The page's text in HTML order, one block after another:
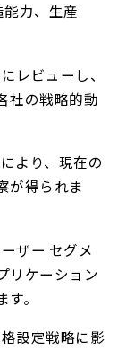
力、生産
レビューし、
社の戦略的動
より、現在の
が得られま
ザー セグメ
リケーション
。
設定戦略に影